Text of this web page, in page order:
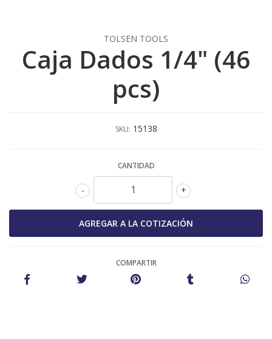
TOLSEN TOOLS
Caja Dados 1/4" (46
pcs)
SKU: 15138
CANTIDAD
+
-
COMPARTIR